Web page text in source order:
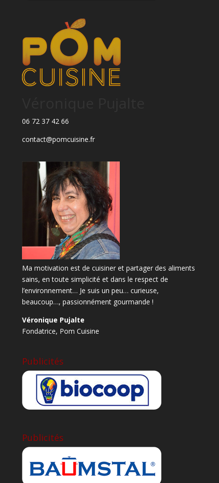
06 72 37 42 66
contact@pomcuisine.fr
Ma motivation est de cuisiner et partager des aliments
sains, en toute simplicité et dans le respect de
l’environnement… Je suis un peu… curieuse,
beaucoup…, passionnément gourmande !
Véronique Pujalte
Fondatrice, Pom Cuisine
Publicités
Publicités